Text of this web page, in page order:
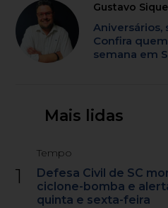
Gustavo
Aniversários,
Confira
semana em
Mais lidas
1
Tempo
Defesa Civil de SC
ciclone-bomba e
quinta e sexta-feira